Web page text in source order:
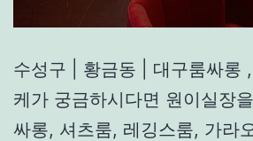
수성구 | 황금동 | 대구룸싸롱
케가 궁금하시다면 원이실장
싸롱, 셔츠룸, 레깅스룸, 가라